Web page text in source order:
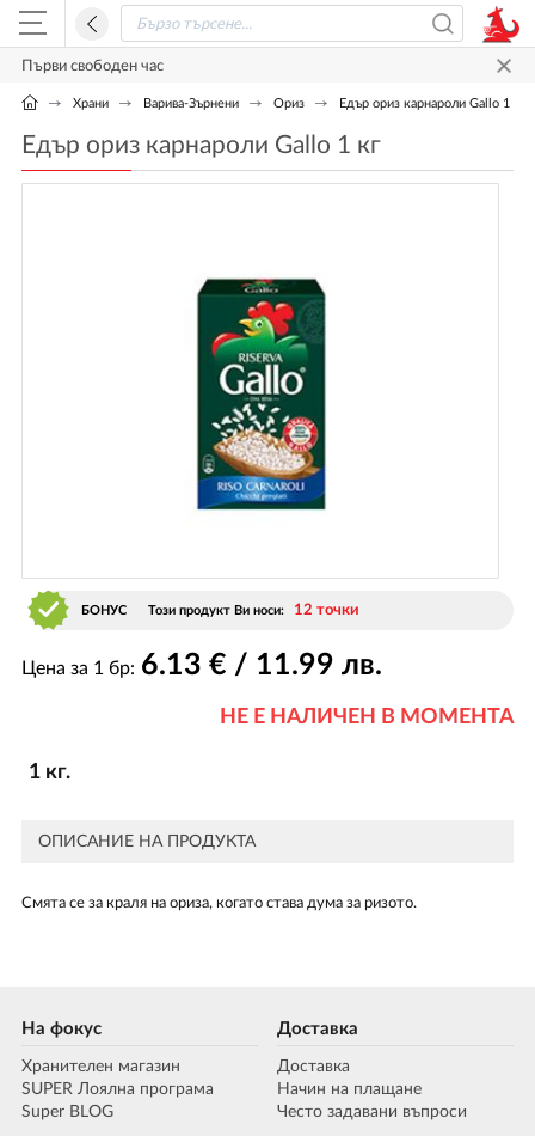
Първи свободен час
Храни Варива-Зърнени Ориз Едър ориз карнароли Gallo 1 кг
Едър ориз карнароли Gallo 1 кг
БОНУС Този продукт Ви носи: 12 точки
Цена за 1 бр: 6.13 € / 11.99 лв.
НЕ Е НАЛИЧЕН В МОМЕНТА
1 кг.
ОПИСАНИЕ НА ПРОДУКТА
Смята се за краля на ориза, когато става дума за ризото.
На фокус
Хранителен магазин
SUPER Лоялна програма
Super BLOG
Доставка
Доставка
Начин на плащане
Често задавани въпроси